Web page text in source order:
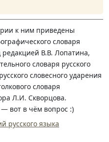
к ним приведены
словаря
редакцией В.В. Лопатина,
словаря русского
словесного ударения
словаря
Л.И. Скворцова.
вот в чём вопрос :)
русского языка